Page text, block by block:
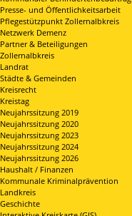
Presse- und Öffentlichkeitsarbeit
Pflegestützpunkt Zollernalbkreis
Netzwerk Demenz
Partner & Beteiligungen
Zollernalbkreis
Landrat
Städte & Gemeinden
Kreisrecht
Kreistag
Neujahrssitzung 2019
Neujahrssitzung 2020
Neujahrssitzung 2023
Neujahrssitzung 2024
Neujahrssitzung 2026
Haushalt / Finanzen
Kommunale Kriminalprävention
Landkreis
Geschichte